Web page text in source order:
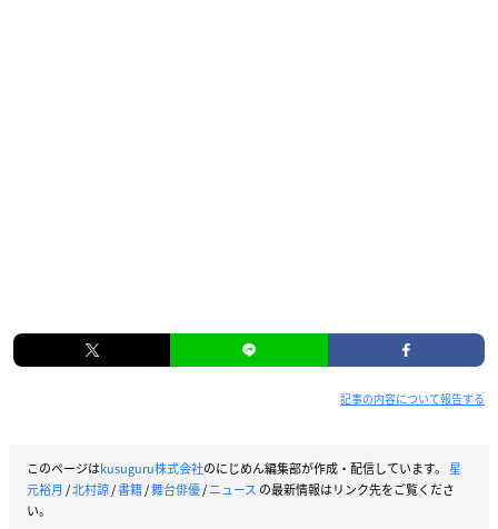
記事の内容について報告する
このページはkusuguru株式会社のにじめん編集部が作成・配信しています。 星
元裕月 /北村諒/書籍/舞台俳優/ニュース の最新情報はリンク先をご覧くださ
い。